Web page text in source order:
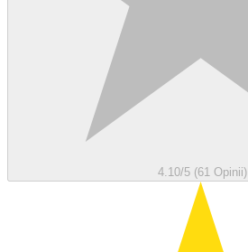
4.10/5 (61 Opinii)